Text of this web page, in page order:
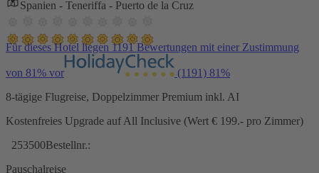
Spanien - Teneriffa - Puerto de la Cruz
Für dieses Hotel liegen 1191 Bewertungen mit einer Zustimmung
von 81% vor (1191) 81%
8-tägige Flugreise, Doppelzimmer Premium inkl. AI
Kostenfreies Upgrade auf All Inclusive (Wert € 199.- pro Zimmer)
253500Bestellnr.:
Pauschalreise